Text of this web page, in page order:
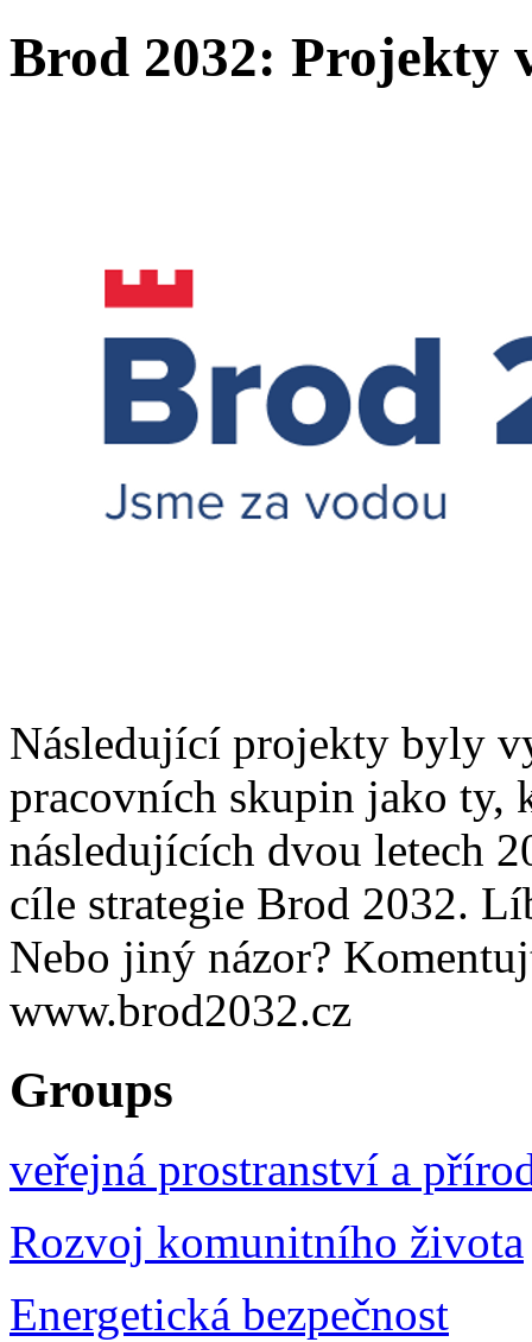
Brod 2032: Projekty
Následující projekty byly
pracovních skupin jako ty,
následujících dvou letech
cíle strategie Brod 2032.
Nebo jiný názor?
www.brod2032.cz
Groups
veřejná prostranství a
Rozvoj komunitního života
Energetická bezpečnost